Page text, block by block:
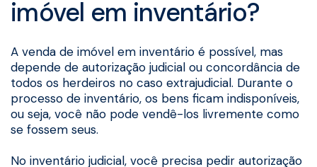
imóvel em inventário?
A venda de imóvel em inventário é possível, mas
depende de autorização judicial ou concordância de
todos os herdeiros no caso extrajudicial. Durante o
processo de inventário, os bens ficam indisponíveis,
ou seja, você não pode vendê-los livremente como
se fossem seus.
No inventário judicial, você precisa pedir autorização